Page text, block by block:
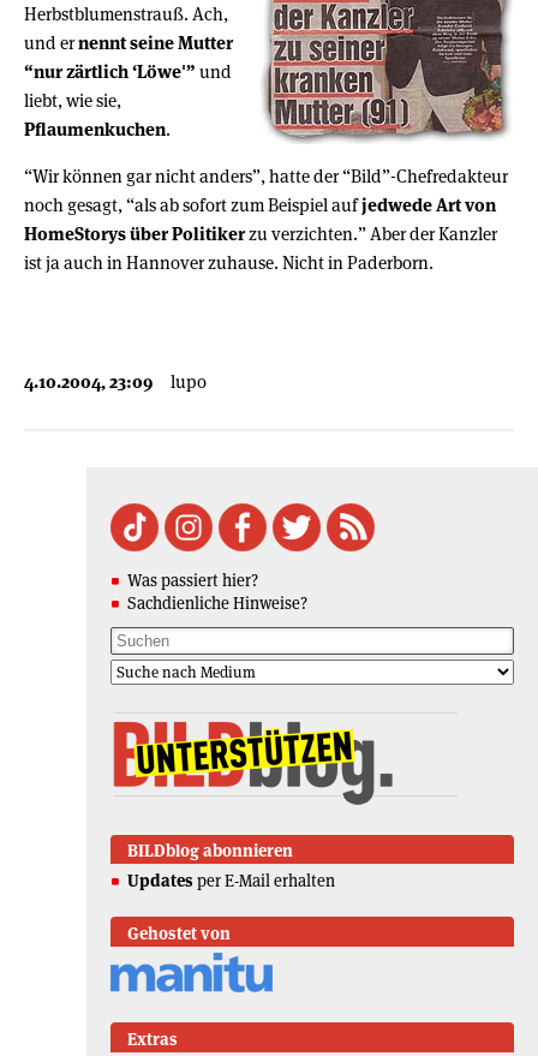
Herbstblumenstrauß. Ach,
und ernennt seine Mutter
“nur zärtlich ‘Löwe'” und
liebt, wie sie,
Pflaumenkuchen.
“Wir können gar nicht anders”, hatte der “Bild”-Chefredakteur
noch gesagt, “als ab sofort zum Beispiel aufjedwede Art von
HomeStorys über Politikerzu verzichten.” Aber der Kanzler
ist ja auch in Hannover zuhause. Nicht in Paderborn.
4.10.2004, 23:09 lupo
Was passiert hier?
Sachdienliche Hinweise?
BILDblog abonnieren
Updates per E-Mail erhalten
Gehostet von
Extras